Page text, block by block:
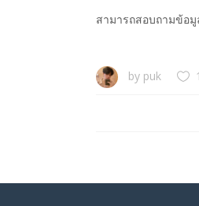
สามารถสอบถามข้อมู
by puk